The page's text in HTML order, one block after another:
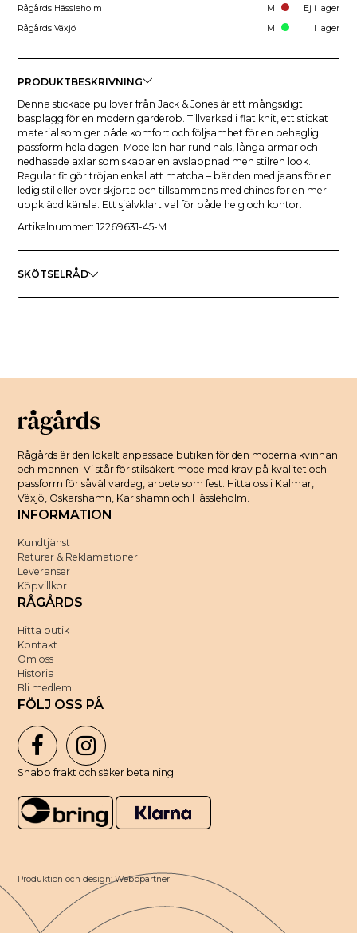
Rågårds Hässleholm
M
Ej i lager
Rågårds Växjö
M I lager
PRODUKTBESKRIVNING
Denna stickade pullover från Jack & Jones är ett mångsidigt
basplagg för en modern garderob. Tillverkad i flat knit, ett stickat
material som ger både komfort och följsamhet för en behaglig
passform hela dagen. Modellen har rund hals, långa ärmar och
nedhasade axlar som skapar en avslappnad men stilren look.
Regular fit gör tröjan enkel att matcha – bär den med jeans för en
ledig stil eller över skjorta och tillsammans med chinos för en mer
uppklädd känsla. Ett självklart val för både helg och kontor.
Artikelnummer: 12269631-45-M
SKÖTSELRÅD
Rågårds är den lokalt anpassade butiken för den moderna kvinnan
och mannen. Vi står för stilsäkert mode med krav på kvalitet och
passform för såväl vardag, arbete som fest. Hitta oss i Kalmar,
Växjö, Oskarshamn, Karlshamn och Hässleholm.
INFORMATION
Kundtjänst
Returer & Reklamationer
Leveranser
Köpvillkor
RÅGÅRDS
Hitta butik
Kontakt
Om oss
Historia
Bli medlem
FÖLJ OSS PÅ
Snabb frakt och säker betalning
Produktion och design: Webbpartner